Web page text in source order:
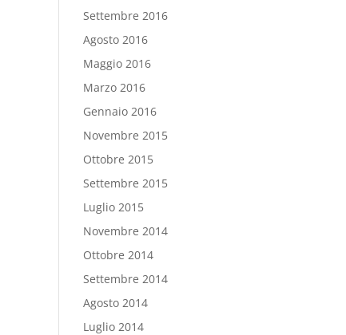
Settembre 2016
Agosto 2016
Maggio 2016
Marzo 2016
Gennaio 2016
Novembre 2015
Ottobre 2015
Settembre 2015
Luglio 2015
Novembre 2014
Ottobre 2014
Settembre 2014
Agosto 2014
Luglio 2014